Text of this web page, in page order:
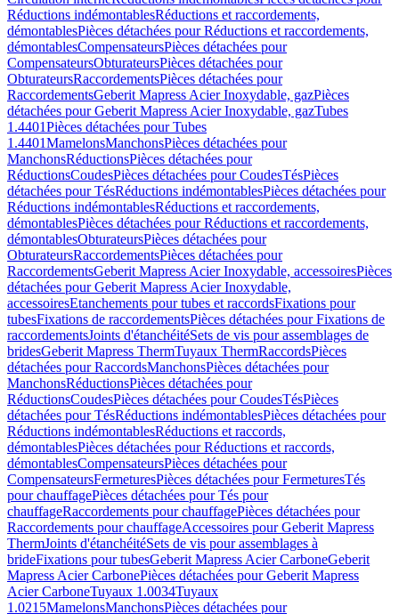
Réductions indémontablesRéductions et raccordements,
démontablesPièces détachées pour Réductions et raccordements,
démontablesCompensateursPièces détachées pour
CompensateursObturateursPièces détachées pour
ObturateursRaccordementsPièces détachées pour
RaccordementsGeberit Mapress Acier Inoxydable, gazPièces
détachées pour Geberit Mapress Acier Inoxydable, gazTubes
1.4401Pièces détachées pour Tubes
1.4401MamelonsManchonsPièces détachées pour
ManchonsRéductionsPièces détachées pour
RéductionsCoudesPièces détachées pour CoudesTésPièces
détachées pour TésRéductions indémontablesPièces détachées pour
Réductions indémontablesRéductions et raccordements,
démontablesPièces détachées pour Réductions et raccordements,
démontablesObturateursPièces détachées pour
ObturateursRaccordementsPièces détachées pour
RaccordementsGeberit Mapress Acier Inoxydable, accessoiresPièces
détachées pour Geberit Mapress Acier Inoxydable,
accessoiresEtanchements pour tubes et raccordsFixations pour
tubesFixations de raccordementsPièces détachées pour Fixations de
raccordementsJoints d'étanchéitéSets de vis pour assemblages de
bridesGeberit Mapress ThermTuyaux ThermRaccordsPièces
détachées pour RaccordsManchonsPièces détachées pour
ManchonsRéductionsPièces détachées pour
RéductionsCoudesPièces détachées pour CoudesTésPièces
détachées pour TésRéductions indémontablesPièces détachées pour
Réductions indémontablesRéductions et raccords,
démontablesPièces détachées pour Réductions et raccords,
démontablesCompensateursPièces détachées pour
CompensateursFermeturesPièces détachées pour FermeturesTés
pour chauffagePièces détachées pour Tés pour
chauffageRaccordements pour chauffagePièces détachées pour
Raccordements pour chauffageAccessoires pour Geberit Mapress
ThermJoints d'étanchéitéSets de vis pour assemblages à
brideFixations pour tubesGeberit Mapress Acier CarboneGeberit
Mapress Acier CarbonePièces détachées pour Geberit Mapress
Acier CarboneTuyaux 1.0034Tuyaux
1.0215MamelonsManchonsPièces détachées pour